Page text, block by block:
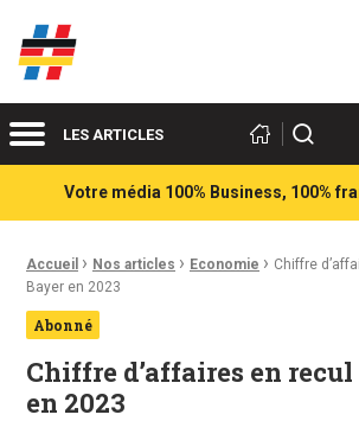
Acteurs du franco-allemand
MenuLES ARTICLES
Votre média 100% Business, 100%
Fil d'Ariane :
Accueil › Nos articles › Economie › Chiffre
Bayer en 2023
Abonné
Chiffre d’affaires en
en 2023